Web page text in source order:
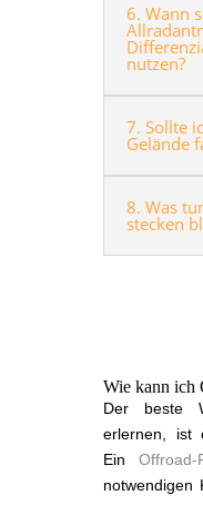
6. Wann
nutzen?
7. Sollte
Gelände
8. Was
stecken
Wie kann ich
Der beste
erlernen, ist
Ein Offroad-
notwendigen